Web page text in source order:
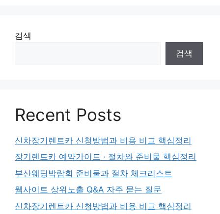
검색
검색
Recent Posts
신차장기렌트카 신청방법과 비용 비교 핵심정리
장기렌트카 예약가이드 · 절차와 준비물 핵심정리
부산웨딩박람회 준비물과 절차 체크리스트
웹사이트 상위노출 Q&A 자주 묻는 질문
신차장기렌트카 신청방법과 비용 비교 핵심정리